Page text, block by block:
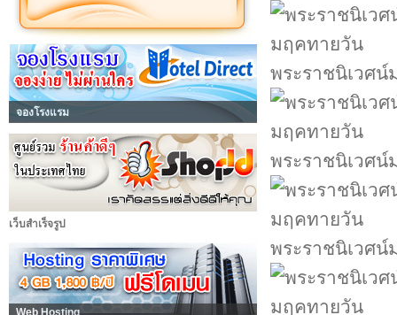
จองโรงแรม
เว็บสำเร็จรูป
Web Hosting
พระราชนิเวศ
พระราชนิเวศ
พระราชนิเวศ